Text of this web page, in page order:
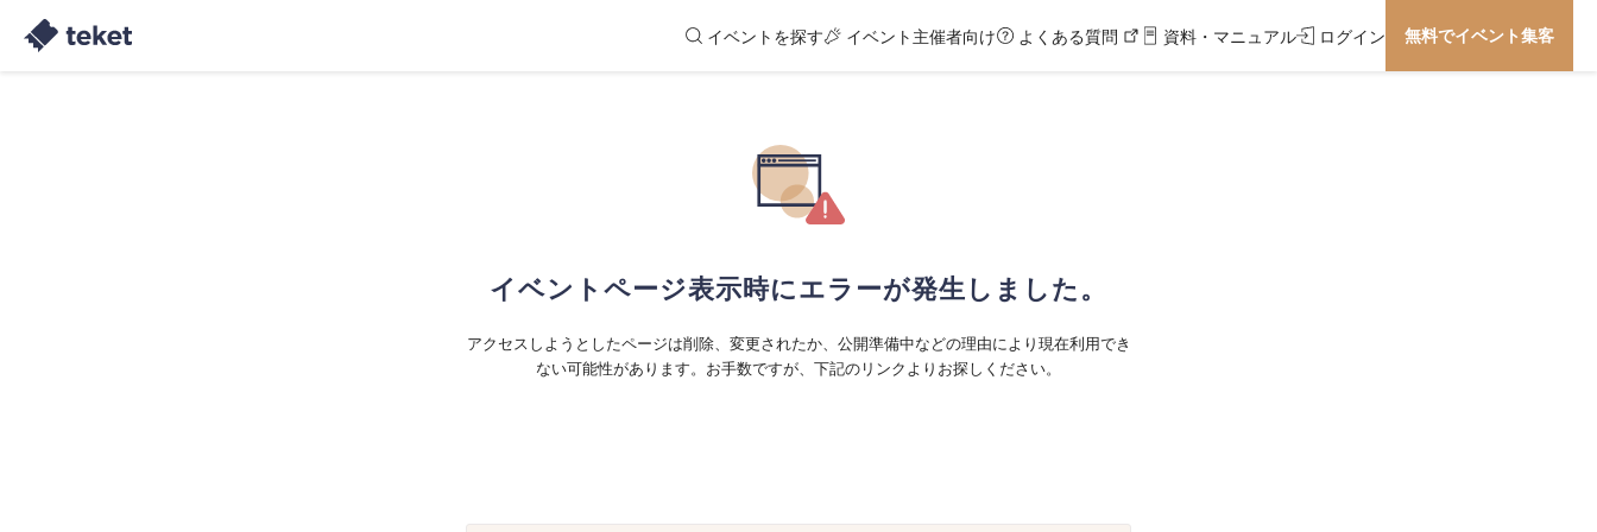
イベントを探す イベント主催者向け よくある質問 資料・マニュアル ログイン 無料でイベント集客
イベントページ表示時にエラーが発生しました。
アクセスしようとしたページは削除、変更されたか、公開準備中などの理由により現在利用でき
ない可能性があります。お手数ですが、下記のリンクよりお探しください。